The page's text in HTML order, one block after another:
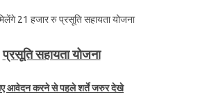
21 हजार रु प्रसूति सहायता योजना
प्रसूति सहायता योजना
आवेदन करने से पहले शर्ते जरुर देखे